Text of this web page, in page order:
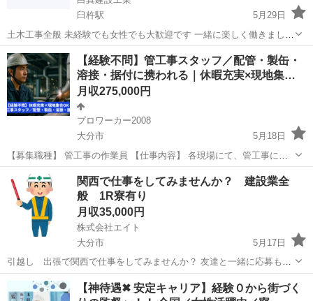
臼杵駅
5月29日
土木工事全般 未経験でも女性でも大歓迎です 一緒に楽しく働きましょ
う 真面目に頑張る仲間を大切にしてチームワークよく楽しく明るい職
場に一緒にしていきましょう あなたの力を待っています 迷ったらまず
は連絡ください
大分 臼杵市 臼杵駅 土木 土木作業員
【経験不問】管工事スタッフ／配管・製缶・
溶接・据付に携われる｜休暇充実×現地集…
月収275,000円
プロワーカー2008
大分市
5月18日
【募集職種】 管工事の作業員 【仕事内容】 各現場にて、管工事に関
わる作業全般を担当します。扱う工事内容は現場ごとに異なり、幅広
い技術に触れることができます。 ＜主な業務内容＞ ・配管工事（設備
配管、更新工...
大分 大分市 その他 未経験
関西で仕事をしてみませんか？ 建設業全
般 1R寮有り
月収35,000円
株式会社エイト
大分市
5月17日
引越し 出張で関西で仕事をしてみませんか？ 友達と一緒に応募も歓
迎です😊 職種 現場作業スタッフ（解体・建築・機械整備・軽作業）
未経験歓迎！履歴書不要◎日払いOK◎（規定あり）！ 仕事内容 建
大分 大分市 土木 未経験
【神待遇✖ 安定キャリア】経験０から街づく